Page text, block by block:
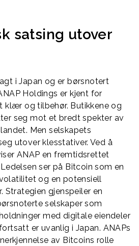
satsing utover
i Japan og er børsnotert
Holdings er kjent for
klær og tilbehør. Butikkene og
seg mot et bredt spekter av
Men selskapets
utover klesstativer. Ved å
ANAP en fremtidsrettet
ser på Bitcoin som en
og en potensiell
Strategien gjenspeiler en
selskaper som
med digitale eiendeler
er uvanlig i Japan. ANAPs
av Bitcoins rolle